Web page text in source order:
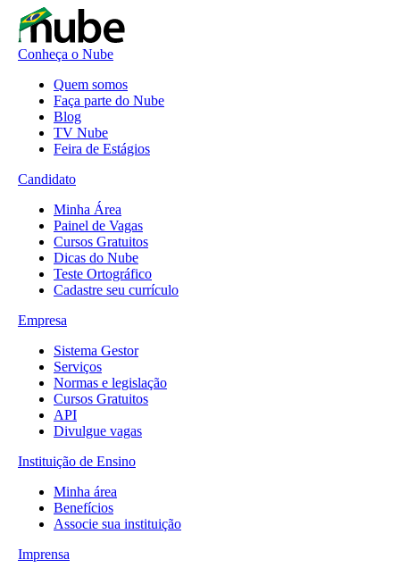
Conheça o Nube
Quem somos
Faça parte do Nube
Blog
TV Nube
Feira de Estágios
Candidato
Minha Área
Painel de Vagas
Cursos Gratuitos
Dicas do Nube
Teste Ortográfico
Cadastre seu currículo
Empresa
Sistema Gestor
Serviços
Normas e legislação
Cursos Gratuitos
API
Divulgue vagas
Instituição de Ensino
Minha área
Benefícios
Associe sua instituição
Imprensa